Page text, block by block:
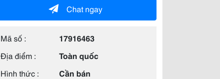
Chat ngay
Mã số :
17916463
Địa điểm :
Toàn quốc
Hình thức :
Cần bán